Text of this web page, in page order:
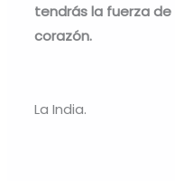
tendrás la fuerza
corazón.
La India.